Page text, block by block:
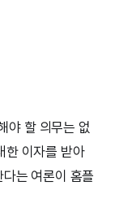
야 할 의무는 없
한 이자를 받아
는 여론이 홈플